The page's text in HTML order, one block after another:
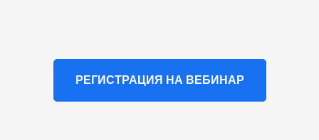
РЕГИСТРАЦИЯ НА ВЕБИНАР